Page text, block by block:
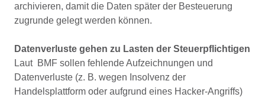
archivieren, damit die Daten später der Besteuerung
zugrunde gelegt werden können.
Datenverluste gehen zu Lasten der Steuerpflichtigen
Laut BMF sollen fehlende Aufzeichnungen und
Datenverluste (z. B. wegen Insolvenz der
Handelsplattform oder aufgrund eines Hacker-Angriffs)